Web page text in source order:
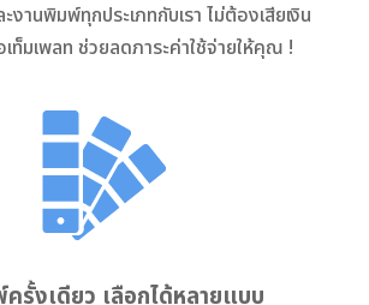
งานพิมพ์ทุกประเภทกับเรา ไม่ต้องเสียเงิน
ท็มเพลท ช่วยลดภาระค่าใช้จ่ายให้คุณ !
รั้งเดียว เลือกได้หลายแบบ